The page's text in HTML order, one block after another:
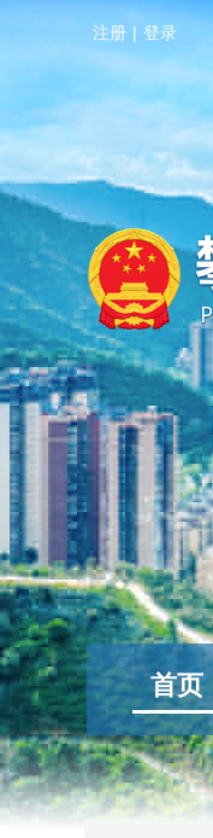
注册 | 登录
首页